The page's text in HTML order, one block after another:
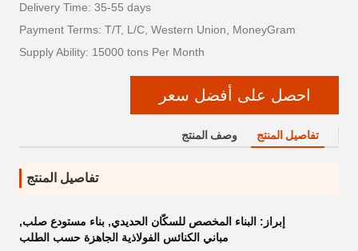
Delivery Time: 35-55 days
Payment Terms: T/T, L/C, Western Union, MoneyGram
Supply Ability: 15000 tons Per Month
احصل على أفضل سعر
تفاصيل المنتج وصف المنتج
تفاصيل المنتج
إبراز: البناء المخصص للسكّان الحديدي, بناء مستودع صلب,
مباني الكنائس الفولاذية الجاهزة حسب الطلب